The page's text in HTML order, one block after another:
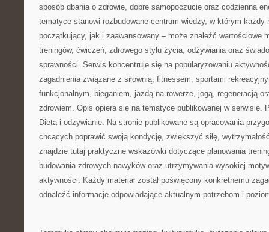
sposób dbania o zdrowie, dobre samopoczucie oraz codzienną
tematyce stanowi rozbudowane centrum wiedzy, w którym każdy
początkujący, jak i zaawansowany – może znaleźć wartościowe
treningów, ćwiczeń, zdrowego stylu życia, odżywiania oraz
sprawności. Serwis koncentruje się na popularyzowaniu
zagadnienia związane z siłownią, fitnessem, sportami
funkcjonalnym, bieganiem, jazdą na rowerze, jogą, regeneracją
zdrowiem. Opis opiera się na tematyce publikowanej w serwisie.
Dieta i odżywianie. Na stronie publikowane są opracowania
chcących poprawić swoją kondycję, zwiększyć siłę,
znajdzie tutaj praktyczne wskazówki dotyczące planowania
budowania zdrowych nawyków oraz utrzymywania wysokiej
aktywności. Każdy materiał został poświęcony konkretnemu
odnaleźć informacje odpowiadające aktualnym potrzebom i